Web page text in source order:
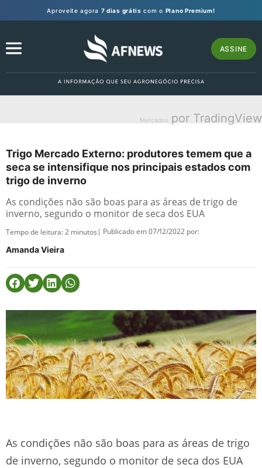
Aproveite agora 7 dias grátis com o Plano Premium!
ASSINE
Mercados por TradingView
Trigo Mercado Externo: produtores temem que a
seca se intensifique nos principais estados com
trigo de inverno
As condições não são boas para as áreas de trigo de
inverno, segundo o monitor de seca dos EUA
Tempo de leitura:2 minutos | Publicado em 07/12/2022 por:
Amanda Vieira
As condições não são boas para as áreas de trigo
de inverno, segundo o monitor de seca dos EUA